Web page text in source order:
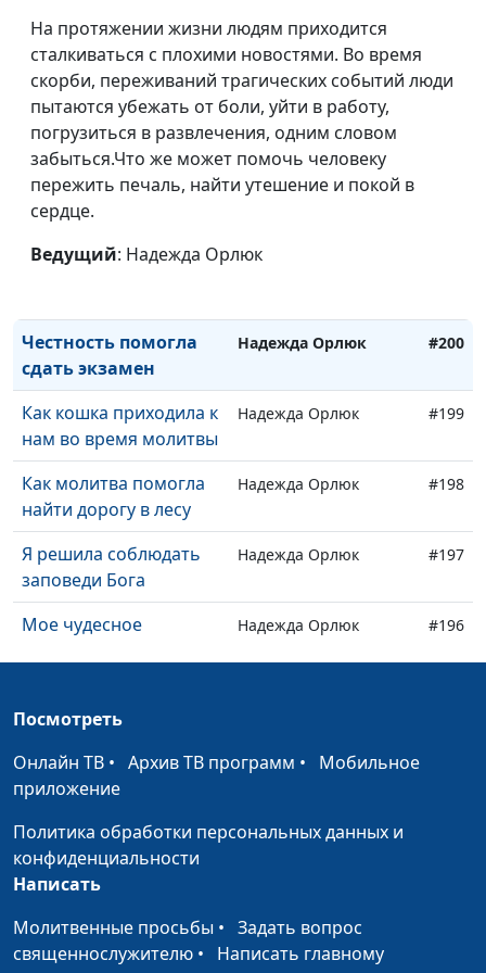
На протяжении жизни людям приходится
сталкиваться с плохими новостями. Во время
скорби, переживаний трагических событий люди
пытаются убежать от боли, уйти в работу,
погрузиться в развлечения, одним словом
забыться.Что же может помочь человеку
пережить печаль, найти утешение и покой в
сердце.
Ведущий: Надежда Орлюк
во время пожара
Бог дает лучшее Рувим Кройтор
Как Бог исполнил мою
мечту
Рувим Кройтор
Пощечина от сатаны Рувим Кройтор
Бог помог не остаться
без денег
Честность помогла
сдать экзамен
Надежда Орлюк #200
Как кошка приходила к
нам во время молитвы
Надежда Орлюк #199
Как молитва помогла
найти дорогу в лесу
Надежда Орлюк #198
Я решила соблюдать
заповеди Бога
Надежда Орлюк #197
Мое чудесное
Надежда Орлюк #196
подарок
Как Бог ответил на
молитву
Надежда Орлюк
Бог исполнил
обещание
Надежда Орлюк
бесплатно
Посмотреть
Онлайн ТВ • Архив ТВ программ • Мобильное
приложение
Политика обработки персональных данных и
конфиденциальности
Написать
Молитвенные просьбы • Задать вопрос
священнослужителю • Написать главному